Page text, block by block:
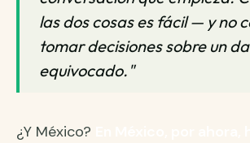
las dos cosas es fácil — y no
tomar decisiones sobre un
equivocado."
¿Y México?